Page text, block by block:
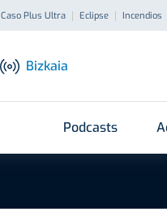
Caso Plus Ultra Eclipse Incendios
Bizkaia
Podcasts